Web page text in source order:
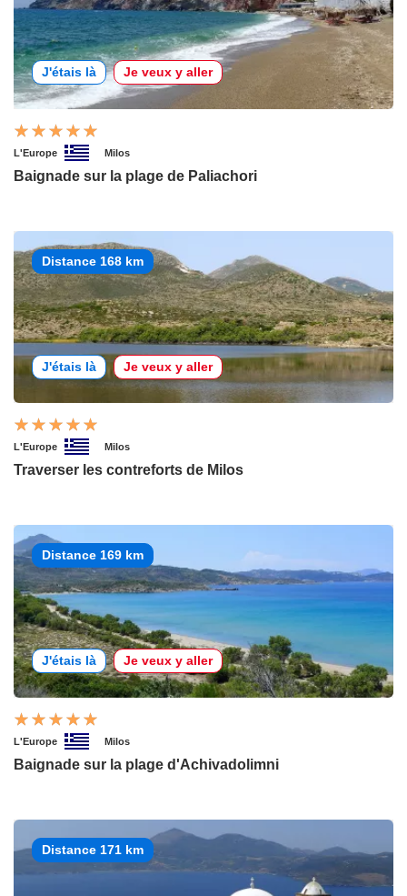
J'étais là Je veux y aller
L'Europe Milos
Baignade sur la plage de Paliachori
Distance 168 km
J'étais là Je veux y aller
L'Europe Milos
Traverser les contreforts de Milos
Distance 169 km
J'étais là Je veux y aller
L'Europe Milos
Baignade sur la plage d'Achivadolimni
Distance 171 km